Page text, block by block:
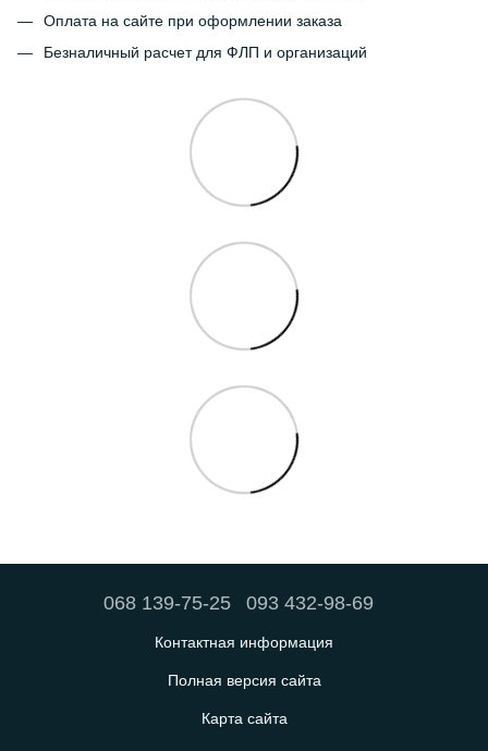
Оплата на сайте при оформлении заказа
Безналичный расчет для ФЛП и организаций
068 139-75-25 093 432-98-69
Контактная информация
Полная версия сайта
Карта сайта